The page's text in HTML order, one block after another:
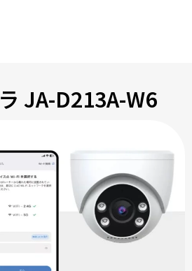
JA-D213A-W6